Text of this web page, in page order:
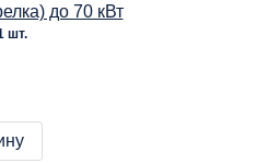
до 70 кВт
шт.